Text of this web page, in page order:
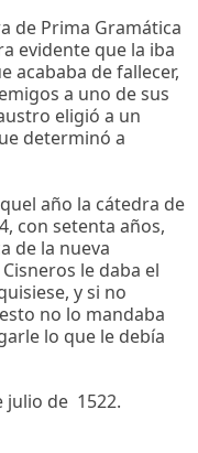
de Prima Gramática
evidente que la iba
acababa de fallecer,
a uno de sus
eligió a un
determinó a
año la cátedra de
con setenta años,
de la nueva
le daba el
y si no
no lo mandaba
lo que le debía
julio de 1522.